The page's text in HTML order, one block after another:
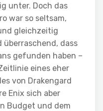
unter. Doch das
war so seltsam,
gleichzeitig
dass
gefunden haben –
eines eher
von Drakengard
Enix sich aber
Budget und dem